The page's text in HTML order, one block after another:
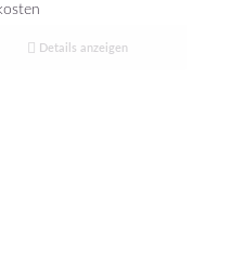
Details anzeigen